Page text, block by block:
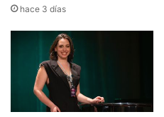
hace 3 días